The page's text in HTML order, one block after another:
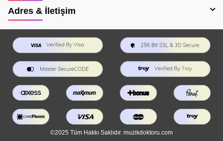
Adres & İletişim
©2025 Tüm Hakkı Saklıdır. muzikdoktoru.com